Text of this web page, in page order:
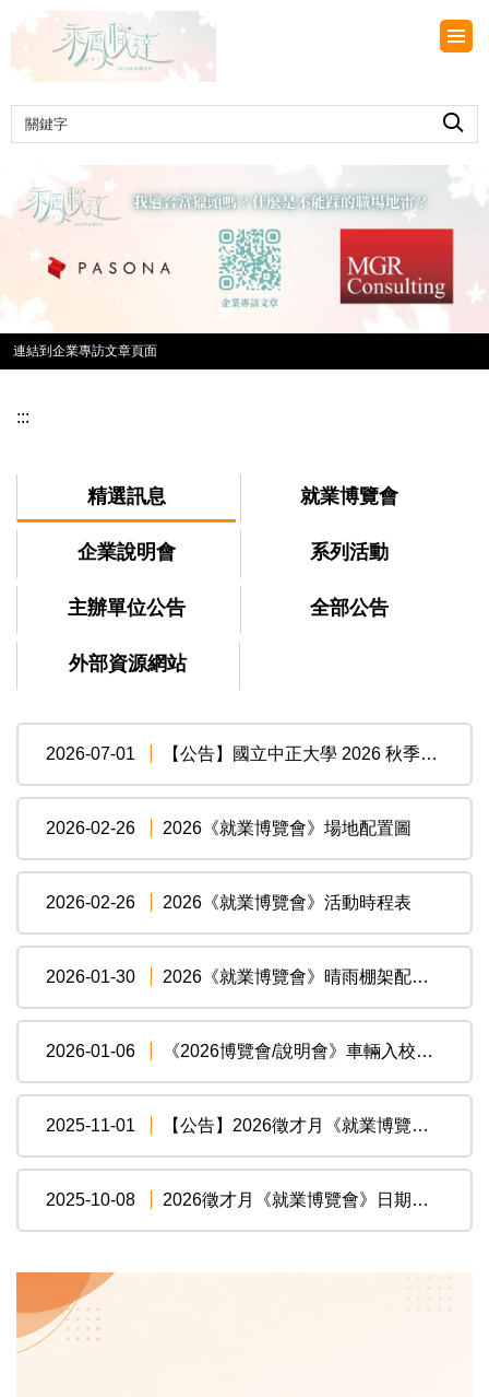
主
內
容
連結到企業專訪文章頁面
:::
精選訊息 就業博覽會
企業說明會 系列活動
主辦單位公告 全部公告
外部資源網站
2026-07-01 【公告】國立中正大學 2026 秋季企業說明會 企業報名 訊息公告
2026-02-26 2026《就業博覽會》場地配置圖
2026-02-26 2026《就業博覽會》活動時程表
2026-01-30 2026《就業博覽會》晴雨棚架配置圖施工說明
2026-01-06 《2026博覽會/說明會》車輛入校停車收費規定
2025-11-01 【公告】2026徵才月《就業博覽會/企業說明會》企業報名公告
2025-10-08 2026徵才月《就業博覽會》日期為 3/19 (星期四)